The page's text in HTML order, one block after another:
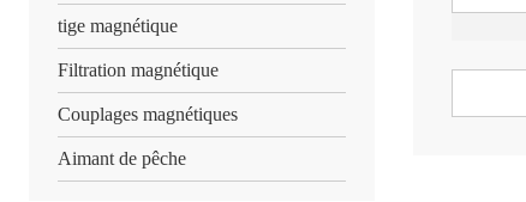
tige magnétique
Filtration magnétique
Couplages magnétiques
Aimant de pêche